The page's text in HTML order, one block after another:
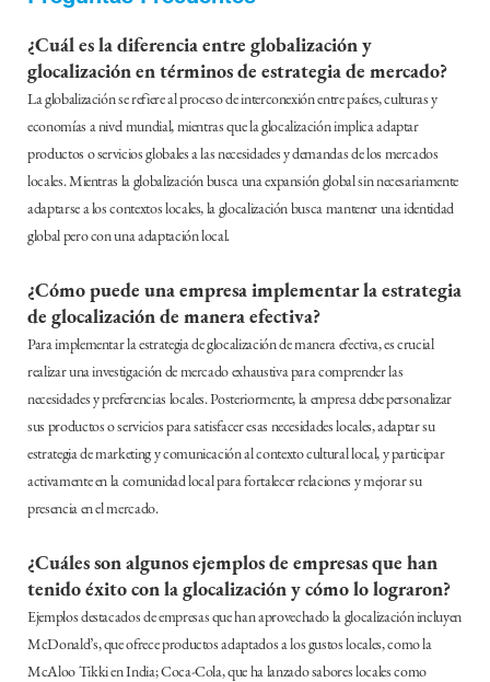
¿Cuál es la diferencia entre globalización y
glocalización en términos de estrategia de mercado?
La globalización se refiere al proceso de interconexión entre países, culturas y
economías a nivel mundial, mientras que la glocalización implica adaptar
productos o servicios globales a las necesidades y demandas de los mercados
locales. Mientras la globalización busca una expansión global sin necesariamente
adaptarse a los contextos locales, la glocalización busca mantener una identidad
global pero con una adaptación local.
¿Cómo puede una empresa implementar la estrategia
de glocalización de manera efectiva?
Para implementar la estrategia de glocalización de manera efectiva, es crucial
realizar una investigación de mercado exhaustiva para comprender las
necesidades y preferencias locales. Posteriormente, la empresa debe personalizar
sus productos o servicios para satisfacer esas necesidades locales, adaptar su
estrategia de marketing y comunicación al contexto cultural local, y participar
activamente en la comunidad local para fortalecer relaciones y mejorar su
presencia en el mercado.
¿Cuáles son algunos ejemplos de empresas que han
tenido éxito con la glocalización y cómo lo lograron?
Ejemplos destacados de empresas que han aprovechado la glocalización incluyen
McDonald’s, que ofrece productos adaptados a los gustos locales, como la
McAloo Tikki en India; Coca-Cola, que ha lanzado sabores locales como